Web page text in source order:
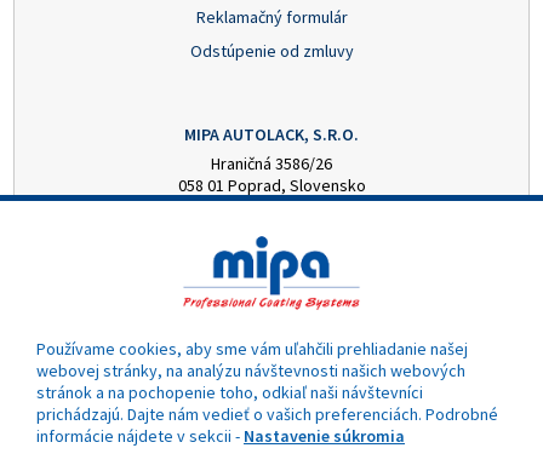
Reklamačný formulár
Odstúpenie od zmluvy
MIPA AUTOLACK, S.R.O.
Hraničná 3586/26
058 01 Poprad, Slovensko
mipa@autolack.sk
OTVÁRACIE HODINY
Pondelok - Piatok: 8:00 - 16:00 hod.
Používame cookies, aby sme vám uľahčili prehliadanie našej
webovej stránky, na analýzu návštevnosti našich webových
stránok a na pochopenie toho, odkiaľ naši návštevníci
prichádzajú. Dajte nám vedieť o vašich preferenciách. Podrobné
informácie nájdete v sekcii - Nastavenie súkromia